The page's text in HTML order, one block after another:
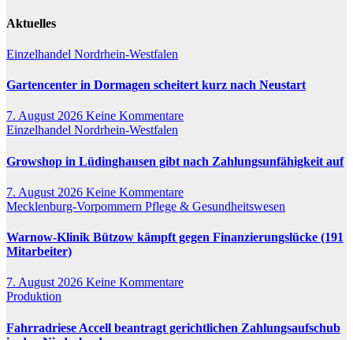
Aktuelles
Einzelhandel Nordrhein-Westfalen
Gartencenter in Dormagen scheitert kurz nach Neustart
7. August 2026 Keine Kommentare
Einzelhandel Nordrhein-Westfalen
Growshop in Lüdinghausen gibt nach Zahlungsunfähigkeit auf
7. August 2026 Keine Kommentare
Mecklenburg-Vorpommern Pflege & Gesundheitswesen
Warnow-Klinik Bützow kämpft gegen Finanzierungslücke (191
Mitarbeiter)
7. August 2026 Keine Kommentare
Produktion
Fahrradriese Accell beantragt gerichtlichen Zahlungsaufschub